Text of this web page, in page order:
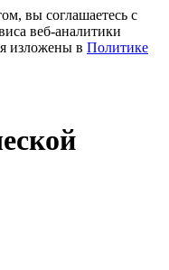
вы соглашаетесь с
веб-аналитики
изложены в Политике